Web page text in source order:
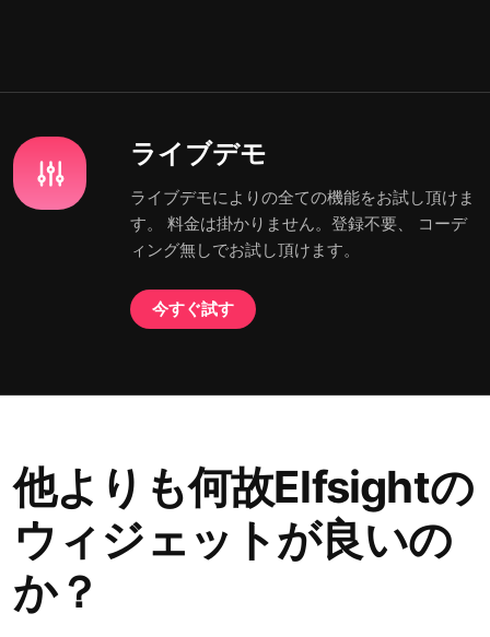
ライブデモ
ライブデモによりの全ての機能をお試し頂けま
す。 料金は掛かりません。登録不要、 コーデ
ィング無しでお試し頂けます。
今すぐ試す
他よりも何故Elfsightの
ウィジェットが良いの
か？